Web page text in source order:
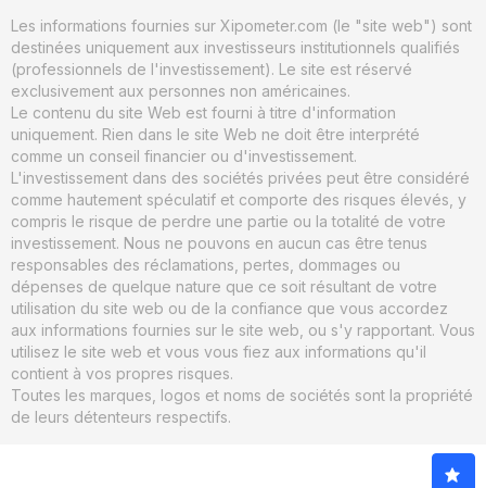
© 2026. xIPOmeter. Tous droits réservés.
Les informations fournies sur Xipometer.com (le "site web") sont
destinées uniquement aux investisseurs institutionnels qualifiés
(professionnels de l'investissement). Le site est réservé
exclusivement aux personnes non américaines.
Le contenu du site Web est fourni à titre d'information
uniquement. Rien dans le site Web ne doit être interprété
comme un conseil financier ou d'investissement.
L'investissement dans des sociétés privées peut être considéré
comme hautement spéculatif et comporte des risques élevés, y
compris le risque de perdre une partie ou la totalité de votre
investissement. Nous ne pouvons en aucun cas être tenus
responsables des réclamations, pertes, dommages ou
dépenses de quelque nature que ce soit résultant de votre
utilisation du site web ou de la confiance que vous accordez
aux informations fournies sur le site web, ou s'y rapportant. Vous
utilisez le site web et vous vous fiez aux informations qu'il
contient à vos propres risques.
Toutes les marques, logos et noms de sociétés sont la propriété
de leurs détenteurs respectifs.